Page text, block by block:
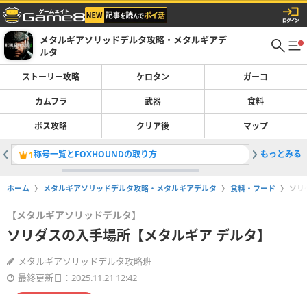
メタルギアソリッドデルタ攻略・メタルギアデ
ルタ
ストーリー攻略 ケロタン ガーコ
カムフラ 武器 食料
ボス攻略 クリア後 マップ
1称号一覧とFOXHOUNDの取り方 2ガイサ
もっとみる
ホーム メタルギアソリッドデルタ攻略・メタルギアデルタ 食料・フード ソリ
【メタルギアソリッドデルタ】
ソリダスの入手場所【メタルギア デルタ】
メタルギアソリッドデルタ攻略班
最終更新日：2025.11.21 12:42